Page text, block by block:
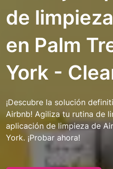
de
en Palm
York -
¡Descubre la solución
Airbnb! Agiliza tu rutina de
aplicación de limpieza de
York. ¡Probar ahora!